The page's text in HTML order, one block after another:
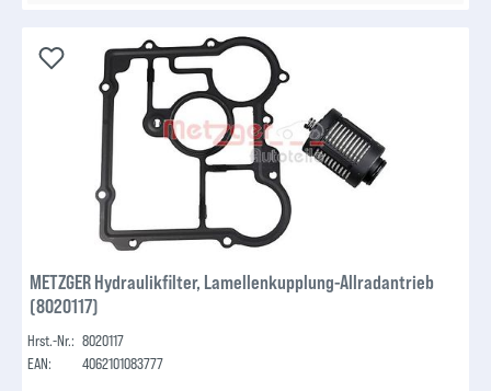
METZGER Hydraulikfilter, Lamellenkupplung-Allradantrieb
(8020117)
Hrst.-Nr.: 8020117
EAN:
4062101083777